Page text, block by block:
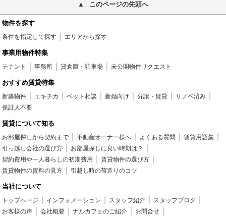
このページの先頭へ
物件を探す
条件を指定して探す エリアから探す
事業用物件特集
テナント 事務所 貸倉庫・駐車場 未公開物件リクエスト
おすすめ賃貸特集
新築物件 エキチカ ペット相談 新婚向け 分譲・賃貸
リノベ済み
保証人不要
賃貸について知る
お部屋探しから契約まで 不動産オーナー様へ よくある質問
賃貸用語集
引っ越し会社の選び方
お部屋探しに良い時期は？
契約費用や一人暮らしの初期費用
賃貸物件の選び方
賃貸物件の資料の見方
引越し時の荷造りのコツ
当社について
トップページ インフォメーション スタッフ紹介
スタッフブログ
お客様の声
会社概要 ナルカフェのご紹介
お問合せ